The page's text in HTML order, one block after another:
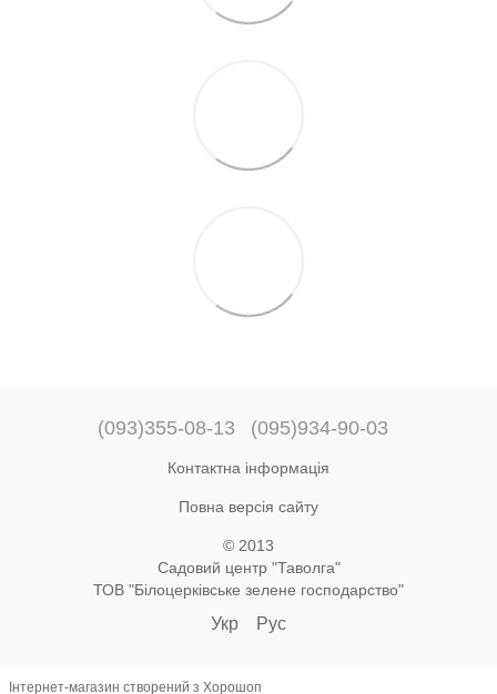
(093)355-08-13 (095)934-90-03
Контактна інформація
Повна версія сайту
© 2013
Садовий центр "Таволга"
ТОВ "Білоцерківське зелене господарство"
Укр Рус
Інтернет-магазин створений з Хорошоп